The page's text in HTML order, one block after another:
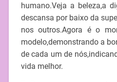
humano.Veja a beleza,a
descansa por baixo da
nos outros.Agora é o
modelo,demonstrando a
de cada um de
vida melhor.